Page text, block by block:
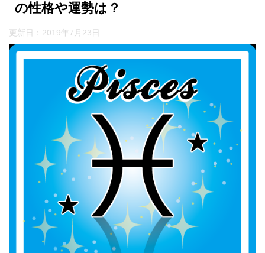
の性格や運勢は？
更新日： 2019年7月23日